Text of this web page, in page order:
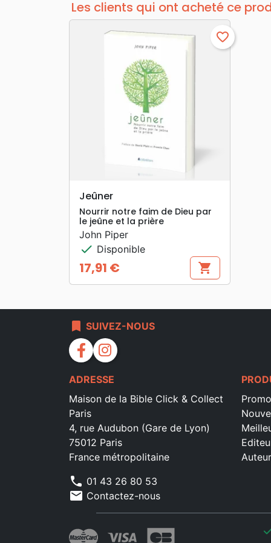
Les clients qui ont acheté ce
search
favorite_border
Jeûner
Nourrir notre faim de Dieu par
le jeûne et la prière
John Piper
check Disponible
Prix
17,91 € shopping_cart
bookmark SUIVEZ-NOUS
facebook instagram
ADRESSE
Maison de la Bible Click & Collect
Paris
4, rue Audubon (Gare de Lyon)
75012 Paris
France métropolitaine
phone 01 43 26 80 53
mail Contactez-nous